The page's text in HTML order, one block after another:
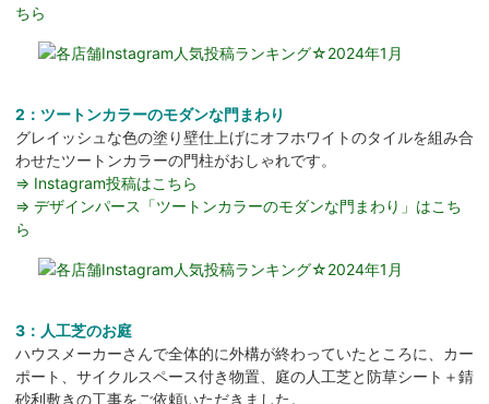
ちら
2：ツートンカラーのモダンな門まわり
グレイッシュな色の塗り壁仕上げにオフホワイトのタイルを組み合
わせたツートンカラーの門柱がおしゃれです。
⇒ Instagram投稿はこちら
⇒ デザインパース「ツートンカラーのモダンな門まわり」はこち
ら
3：人工芝のお庭
ハウスメーカーさんで全体的に外構が終わっていたところに、カー
ポート、サイクルスペース付き物置、庭の人工芝と防草シート＋錆
砂利敷きの工事をご依頼いただきました。